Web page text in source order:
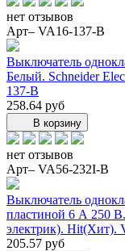
нет отзывов
Арт– VA16-137-B
Выключатель
Белый. Schneider
137-B
258.64 руб
В корзину
нет отзывов
Арт– VA56-232I-B
Выключатель
пластиной 6 А 250
электрик). Hit(Хит).
205.57 руб